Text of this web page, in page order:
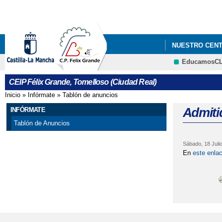
NUESTRO
CEIP Félix Grande, Tomelloso (Ciudad Real)
Se encuentra usted aquí
Inicio » Infórmate » Tablón de anuncios
INFÓRMATE
Tablón de Anuncios
Sábado, 18
En este